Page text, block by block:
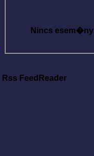
Nincs esem�ny
Rss FeedReader